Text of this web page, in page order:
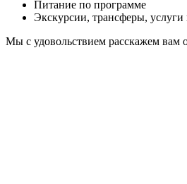
Питание по программе
Экскурсии, трансферы, услуги
Мы с удовольствием расскажем вам